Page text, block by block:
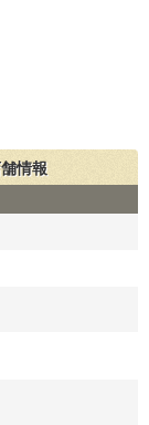
情報